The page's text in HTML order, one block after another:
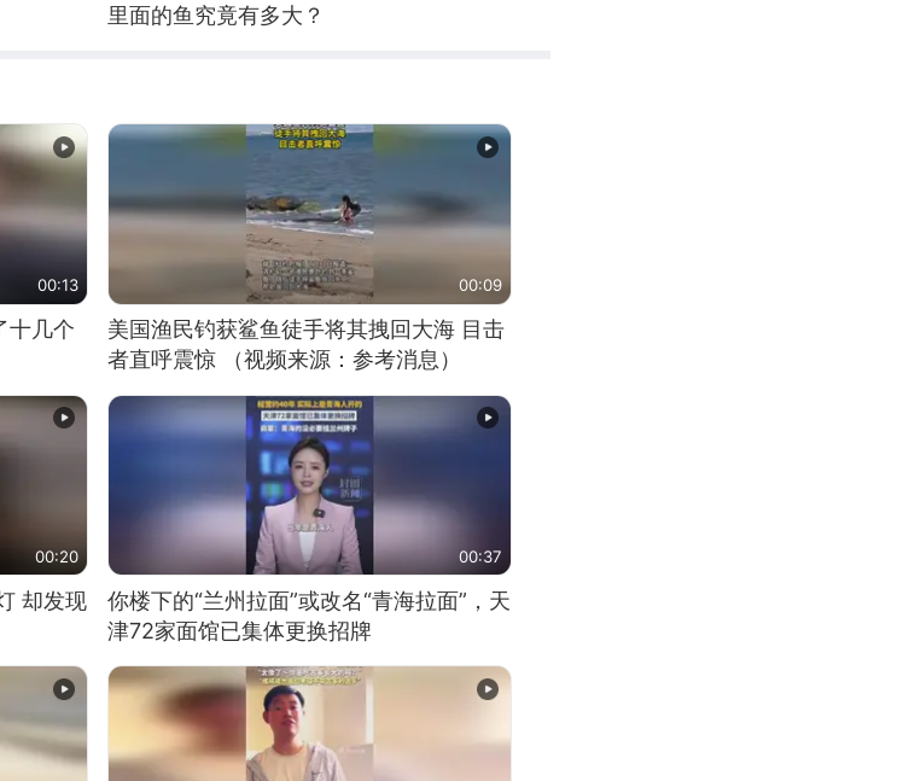
里面的鱼究竟有多大？
00:13
十几个
00:09
美国渔民钓获鲨鱼徒手将其拽回大海 目击
者直呼震惊 （视频来源：参考消息）
00:20
却发现
00:37
你楼下的“兰州拉面”或改名“青海拉面”，天
津72家面馆已集体更换招牌